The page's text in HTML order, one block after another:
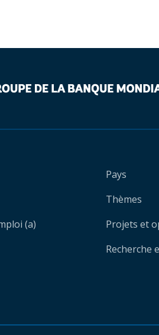
(a)
Pays
Thèmes
Projets et
Recherche